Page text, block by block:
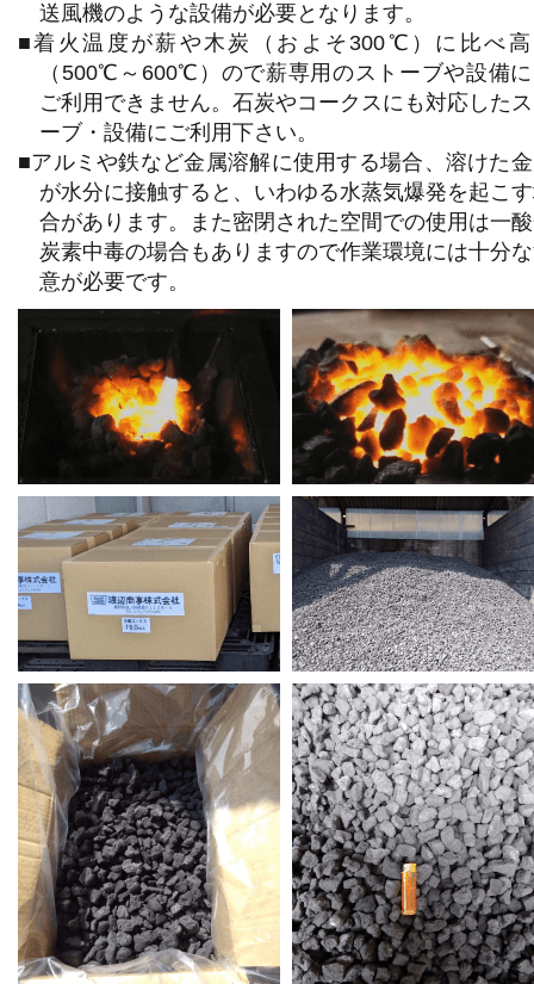
送風機のような設備が必要となります。
■着火温度が薪や木炭（およそ300℃）に比べ高
（500℃～600℃）ので薪専用のストーブや設備
ご利用できません。石炭やコークスにも対応した
ーブ・設備にご利用下さい。
■アルミや鉄など金属溶解に使用する場合、溶けた
が水分に接触すると、いわゆる水蒸気爆発を起こ
合があります。また密閉された空間での使用は一
炭素中毒の場合もありますので作業環境には十分
意が必要です。